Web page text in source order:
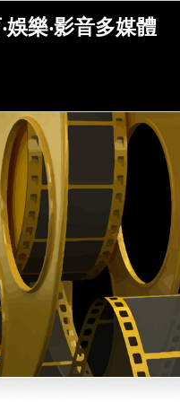
娛樂‧影音多媒體